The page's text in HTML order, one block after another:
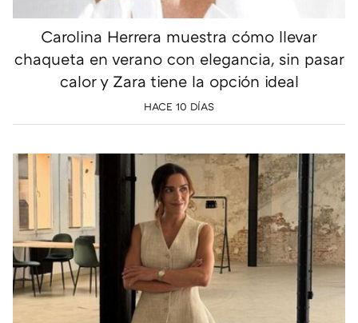
Carolina Herrera muestra cómo llevar
chaqueta en verano con elegancia, sin pasar
calor y Zara tiene la opción ideal
HACE 10 DÍAS